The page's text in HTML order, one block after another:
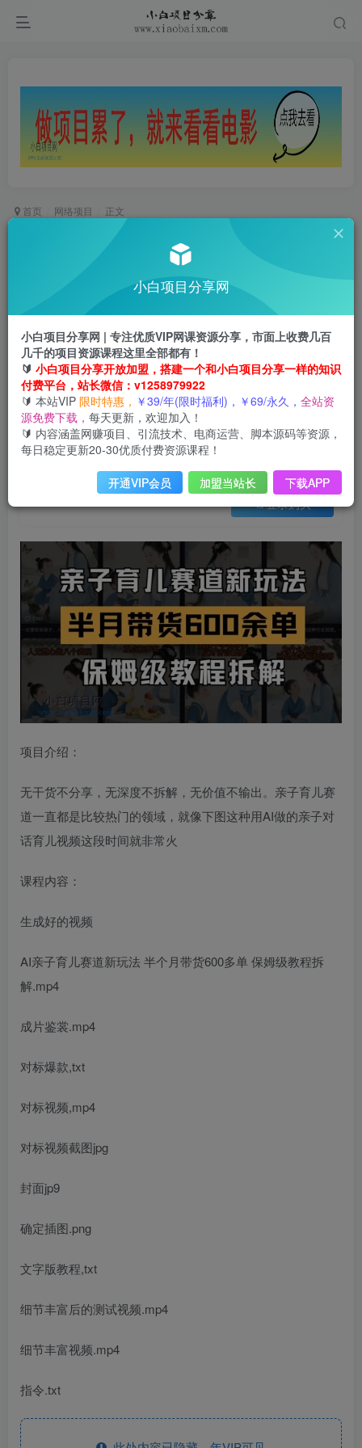
首页 网络项目 正文
AI亲子育儿赛道新玩法，新号半个月带货600多
1年前更新
关注
0 393 59
此内容为会员免费，请付费后查看
云币3 限时特惠
云币 99
年VIP免费 终身VIP会员免费
登录购买
会员免费 已售 13
项目介绍：
无干货不分享，无深度不拆解，无价值不输出。亲子育儿赛
道一直都是比较热门的领域，就像下图这种用AI做的亲子对
话育儿视频这段时间就非常火
课程内容：
生成好的视频
AI亲子育儿赛道新玩法 半个月带货600多单 保姆级教程拆
解.mp4
成片鉴裳.mp4
对标爆款,txt
对标视频,mp4
对标视频截图jpg
封面jp9
确定插图.png
文字版教程,txt
细节丰富后的测试视频.mp4
细节丰富视频.mp4
指令.txt
小白项目分享网
小白项目分享网 | 专注优质VIP网课资源分享，市面上收费几百
几千的项目资源课程这里全部都有！
🔰 小白项目分享开放加盟，搭建一个和小白项目分享一样的知识
付费平台，站长微信：v1258979922
🔰 本站VIP 限时特惠， ￥39/年(限时福利)，￥69/永久， 全站资
源免费下载， 每天更新，欢迎加入！
🔰 内容涵盖网赚项目、引流技术、电商运营、脚本源码等资源，
每日稳定更新20-30优质付费资源课程！
开通VIP会员 加盟当站长 下载APP